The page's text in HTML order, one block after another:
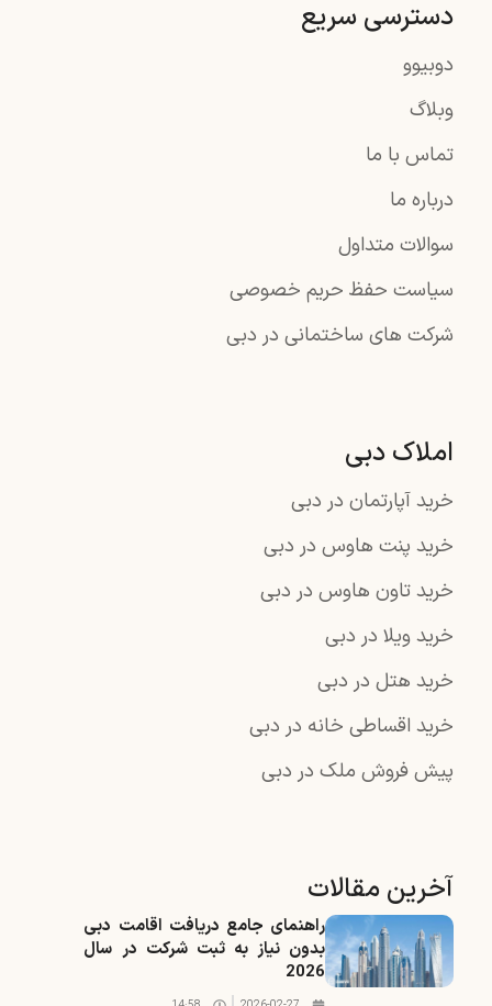
دسترسی سریع
دوبیوو
وبلاگ
تماس با ما
درباره ما
سوالات متداول
سیاست حفظ حریم خصوصی
شرکت های ساختمانی در دبی
املاک دبی
خرید آپارتمان در دبی
خرید پنت هاوس در دبی
خرید تاون هاوس در دبی
خرید ویلا در دبی
خرید هتل در دبی
خرید اقساطی خانه در دبی
پیش فروش ملک در دبی
آخرین مقالات
راهنمای جامع دریافت اقامت دبی
بدون نیاز به ثبت شرکت در سال
2026